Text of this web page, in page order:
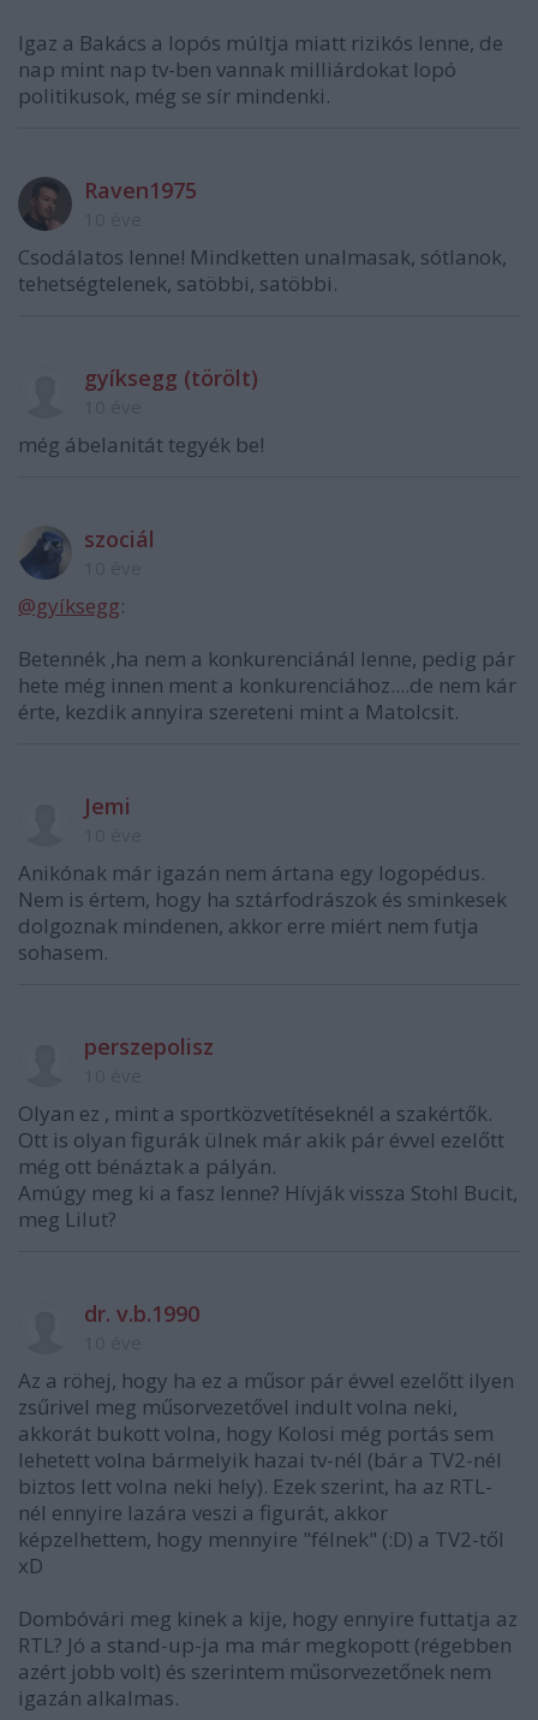
Igaz a Bakács a lopós múltja miatt rizikós lenne, de
nap mint nap tv-ben vannak milliárdokat lopó
politikusok, még se sír mindenki.
Raven1975
Csodálatos lenne! Mindketten unalmasak, sótlanok,
tehetségtelenek, satöbbi, satöbbi.
gyíksegg (törölt)
még ábelanitát tegyék be!
szociál
@gyíksegg:
Betennék ,ha nem a konkurenciánál lenne, pedig pár
hete még innen ment a konkurenciához....de nem kár
érte, kezdik annyira szereteni mint a Matolcsit.
Jemi
Anikónak már igazán nem ártana egy logopédus.
Nem is értem, hogy ha sztárfodrászok és sminkesek
dolgoznak mindenen, akkor erre miért nem futja
sohasem.
perszepolisz
Olyan ez , mint a sportközvetítéseknél a szakértők.
Ott is olyan figurák ülnek már akik pár évvel ezelőtt
még ott bénáztak a pályán.
Amúgy meg ki a fasz lenne? Hívják vissza Stohl Bucit,
meg Lilut?
dr. v.b.1990
Az a röhej, hogy ha ez a műsor pár évvel ezelőtt ilyen
zsűrivel meg műsorvezetővel indult volna neki,
akkorát bukott volna, hogy Kolosi még portás sem
lehetett volna bármelyik hazai tv-nél (bár a TV2-nél
biztos lett volna neki hely). Ezek szerint, ha az RTL-
nél ennyire lazára veszi a figurát, akkor
képzelhettem, hogy mennyire "félnek" (:D) a TV2-től
xD
Dombóvári meg kinek a kije, hogy ennyire futtatja az
RTL? Jó a stand-up-ja ma már megkopott (régebben
azért jobb volt) és szerintem műsorvezetőnek nem
igazán alkalmas.